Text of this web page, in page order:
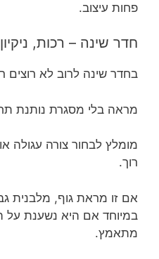
פחות עיצוב.
חדר שינה – רכות,
בחדר שינה לרוב לא רוצים
מראה בלי מסגרת נותנת
מומלץ לבחור צורה עגולה
רוך.
אם זו מראת גוף, מלבנית
במיוחד אם היא נשענת על
מתאמץ.